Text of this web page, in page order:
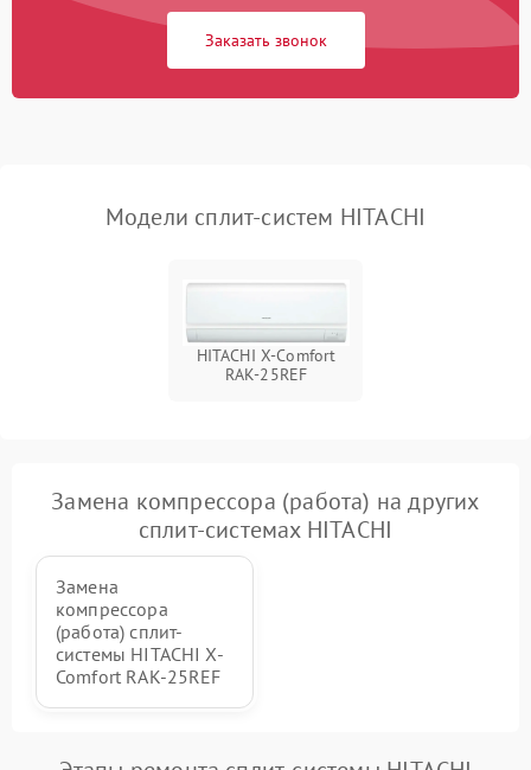
Заказать звонок
Модели сплит-систем HITACHI
HITACHI X-Comfort
RAK-25REF
Замена компрессора (работа) на других
сплит-системах HITACHI
Замена
компрессора
(работа) сплит-
системы HITACHI X-
Comfort RAK-25REF